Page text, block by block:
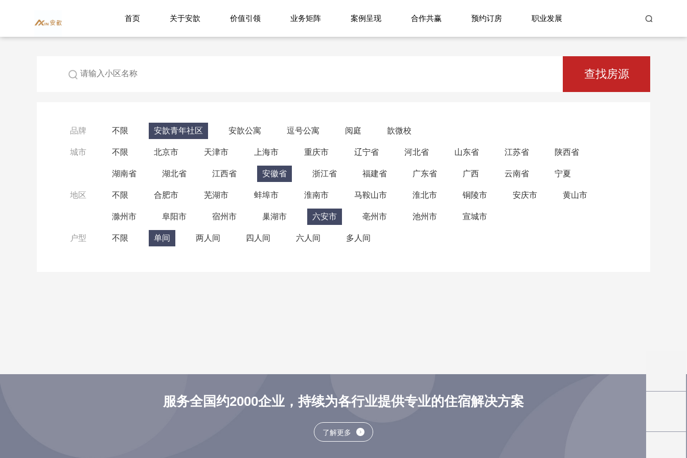
首页 关于安歆 价值引领 业务矩阵 案例呈现 合作共赢 预约订房 职业发展
查找房源
品牌 不限 安歆青年社区 安歆公寓 逗号公寓 阅庭 歆微校
城市 不限 北京市 天津市 上海市 重庆市 辽宁省 河北省 山东省 江苏省 陕西省
湖南省 湖北省 江西省 安徽省 浙江省 福建省 广东省 广西 云南省 宁夏
地区 不限 合肥市 芜湖市 蚌埠市 淮南市 马鞍山市 淮北市 铜陵市 安庆市 黄山市
滁州市 阜阳市 宿州市 巢湖市 六安市 亳州市 池州市 宣城市
户型 不限 单间 两人间 四人间 六人间 多人间
服务全国约2000企业，持续为各行业提供专业的住宿解决方案
了解更多